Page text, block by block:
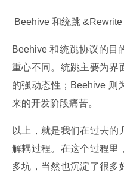
Beehive 和统跳 &Rewrite
Beehive 和统跳协议的目
重心不同。统跳主要为界
的强动态性；Beehive 则
来的开发阶段痛苦。
以上，就是我们在过去的
解耦过程。在这个过程里
多坑，当然也沉淀了很多